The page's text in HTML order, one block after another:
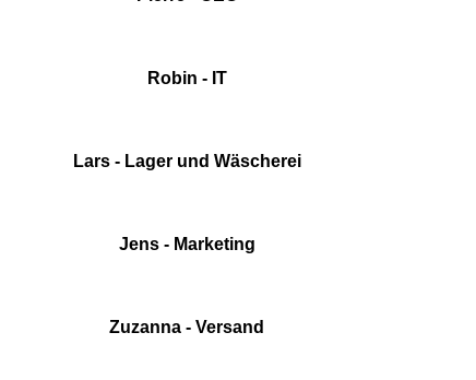
Robin - IT
Lars - Lager und Wäscherei
Jens - Marketing
Zuzanna - Versand